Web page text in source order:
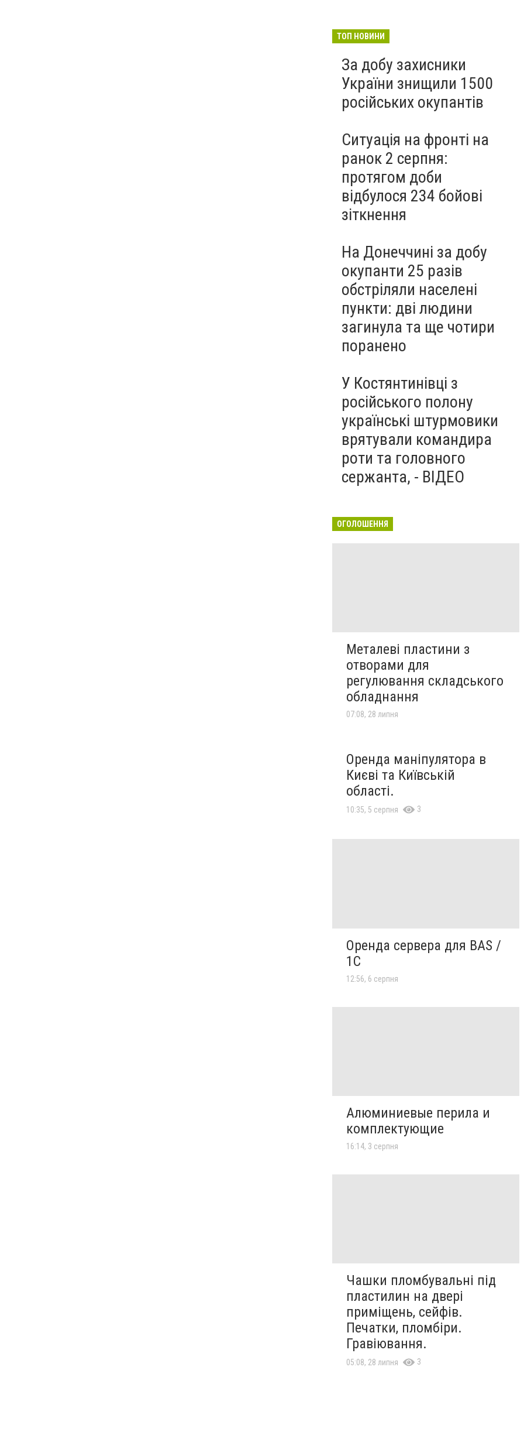
полоненого бійця ЗСУ на
розслідування
7 серпня
ТОП НОВИНИ
За добу захисники
України знищили 1500
російських окупантів
Ситуація на фронті на
ранок 2 серпня:
протягом доби
відбулося 234 бойові
зіткнення
На Донеччині за добу
окупанти 25 разів
обстріляли населені
пункти: дві людини
загинула та ще чотири
поранено
У Костянтинівці з
російського полону
українські штурмовики
врятували командира
роти та головного
сержанта, - ВІДЕО
ОГОЛОШЕННЯ
Металеві пластини з
отворами для
регулювання складського
обладнання
07:08, 28 липня
Оренда маніпулятора в
Києві та Київській
області.
10:35, 5 серпня 3
Оренда сервера для BAS /
1C
12:56, 6 серпня
Алюминиевые перила и
комплектующие
16:14, 3 серпня
Чашки пломбувальні під
пластилин на двері
приміщень, сейфів.
Печатки, пломбіри.
Гравіювання.
05:08, 28 липня 3